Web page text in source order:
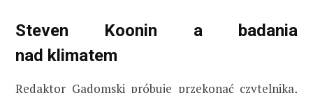
Steven Koonin a badania
nad klimatem
Redaktor Gadomski próbuje przekonać czytelnika,